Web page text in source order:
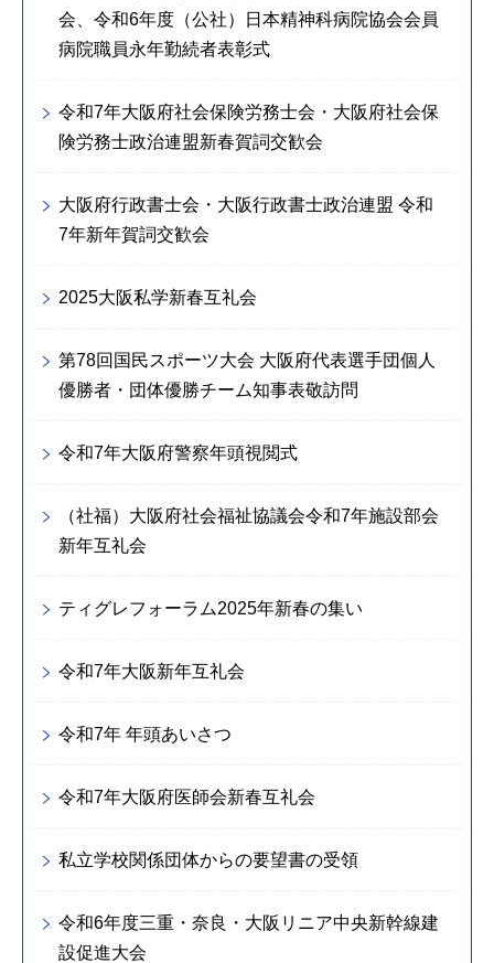
会、令和6年度（公社）日本精神科病院協会会員
病院職員永年勤続者表彰式
令和7年大阪府社会保険労務士会・大阪府社会保
険労務士政治連盟新春賀詞交歓会
大阪府行政書士会・大阪行政書士政治連盟 令和
7年新年賀詞交歓会
2025大阪私学新春互礼会
第78回国民スポーツ大会 大阪府代表選手団個人
優勝者・団体優勝チーム知事表敬訪問
令和7年大阪府警察年頭視閲式
（社福）大阪府社会福祉協議会令和7年施設部会
新年互礼会
ティグレフォーラム2025年新春の集い
令和7年大阪新年互礼会
令和7年 年頭あいさつ
令和7年大阪府医師会新春互礼会
私立学校関係団体からの要望書の受領
令和6年度三重・奈良・大阪リニア中央新幹線建
設促進大会